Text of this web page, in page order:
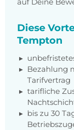
auf Deine
Diese
Tempton
Bezahlung
Tarifvertrag
tarifliche
bis zu 30